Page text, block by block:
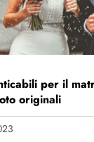
per il
originali